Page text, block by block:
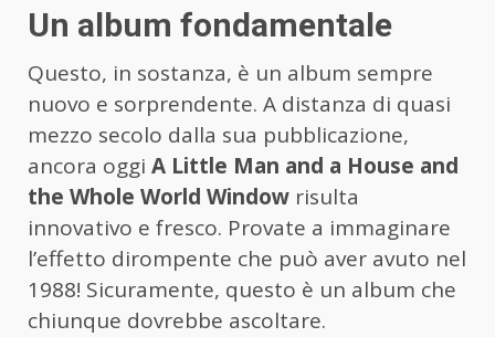
Un album fondamentale
Questo, in sostanza, è un album sempre
nuovo e sorprendente. A distanza di quasi
mezzo secolo dalla sua pubblicazione,
ancora oggi A Little Man and a House and
the Whole World Window risulta
innovativo e fresco. Provate a immaginare
l’effetto dirompente che può aver avuto nel
1988! Sicuramente, questo è un album che
chiunque dovrebbe ascoltare.